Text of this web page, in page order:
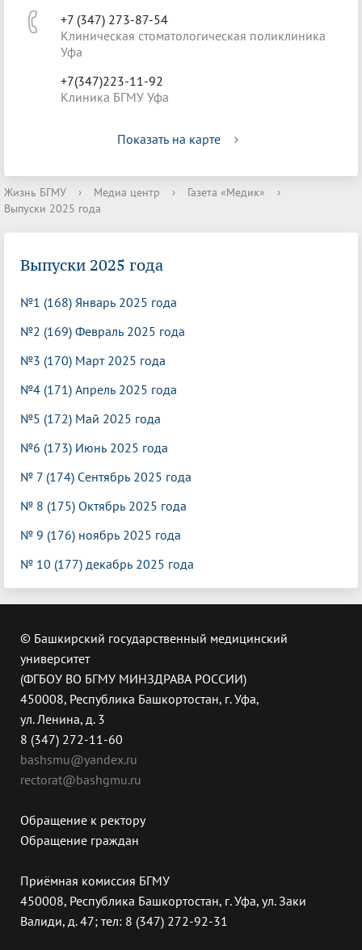
+7 (347) 273-87-54
Клиническая стоматологическая поликлиника
Уфа
+7(347)223-11-92
Клиника БГМУ Уфа
Показать на карте
Жизнь БГМУ › Медиа центр › Газета «Медик»
›
Выпуски 2025 года
Выпуски 2025 года
№1 (168) Январь 2025 года
№2 (169) Февраль 2025 года
№3 (170) Март 2025 года
№4 (171) Апрель 2025 года
№5 (172) Май 2025 года
№6 (173) Июнь 2025 года
№ 7 (174) Cентябрь 2025 года
№ 8 (175) Октябрь 2025 года
№ 9 (176) ноябрь 2025 года
№ 10 (177) декабрь 2025 года
© Башкирский государственный медицинский
университет
(ФГБОУ ВО БГМУ МИНЗДРАВА РОССИИ)
450008, Республика Башкортостан, г. Уфа,
ул. Ленина, д. 3
8 (347) 272-11-60
bashsmu@yandex.ru
rectorat@bashgmu.ru
Обращение к ректору
Обращение граждан
Приёмная комиссия БГМУ
450008, Республика Башкортостан, г. Уфа, ул. Заки
Валиди, д. 47; тел: 8 (347) 272-92-31